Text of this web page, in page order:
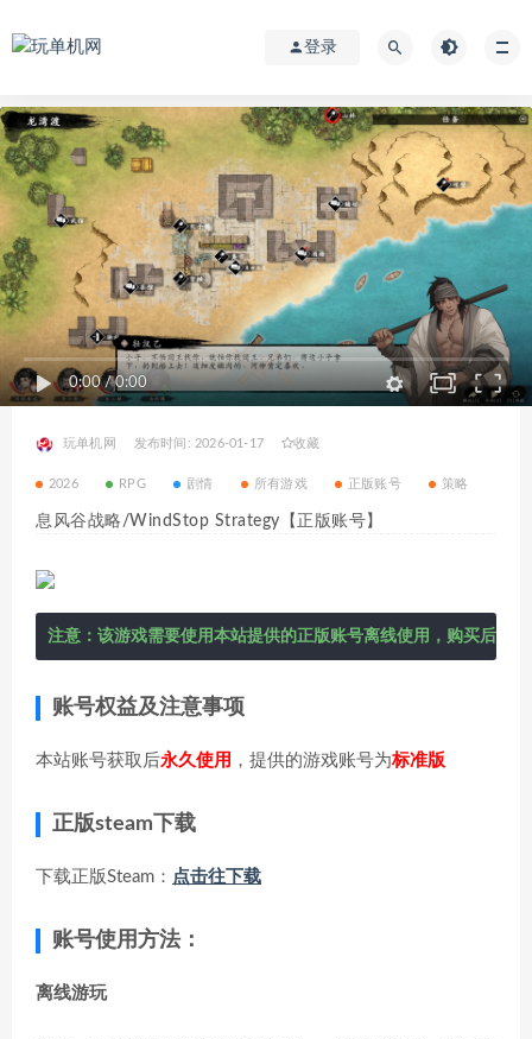
登录
0:00/0:00
玩单机网 发布时间: 2026-01-17 收藏
2026 RPG 剧情 所有游戏 正版账号 策略
息风谷战略/WindStop Strategy【正版账号】
注意：该游戏需要使用本站提供的正版账号离线使用，购买后在
账号权益及注意事项
本站账号获取后永久使用 ，提供的游戏账号为标准版
正版steam下载
下载正版Steam： 点击往下载
账号使用方法：
离线游玩